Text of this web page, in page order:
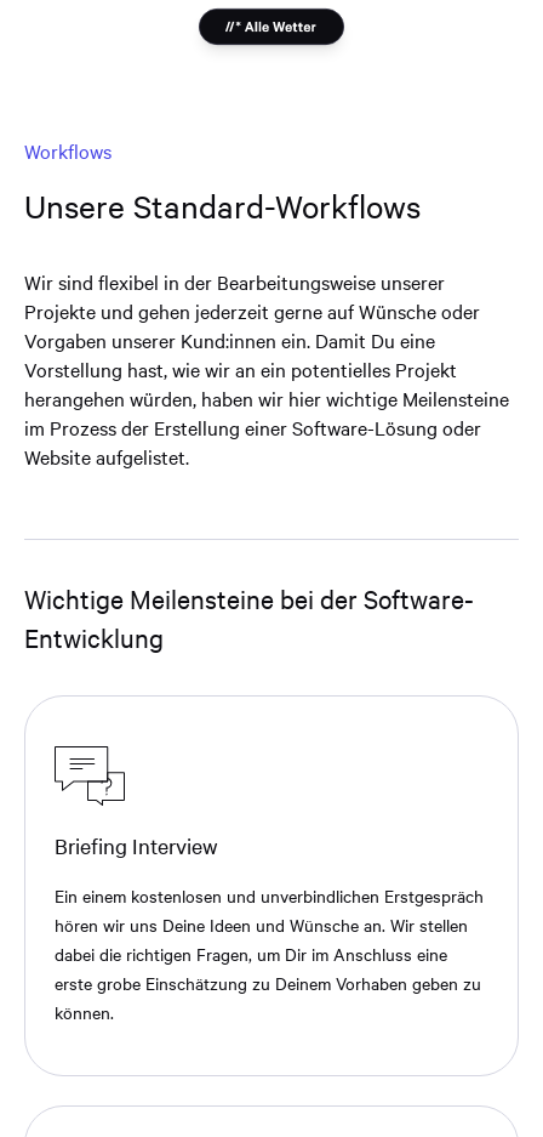
Workflows
Unsere Standard-Workflows
Wir sind flexibel in der Bearbeitungsweise unserer
Projekte und gehen jederzeit gerne auf Wünsche oder
Vorgaben unserer Kund:innen ein. Damit Du eine
Vorstellung hast, wie wir an ein potentielles Projekt
herangehen würden, haben wir hier wichtige Meilensteine
im Prozess der Erstellung einer Software-Lösung oder
Website aufgelistet.
Wichtige Meilensteine bei der Software-
Entwicklung
Briefing Interview
Ein einem kostenlosen und unverbindlichen Erstgespräch
hören wir uns Deine Ideen und Wünsche an. Wir stellen
dabei die richtigen Fragen, um Dir im Anschluss eine
erste grobe Einschätzung zu Deinem Vorhaben geben zu
können.